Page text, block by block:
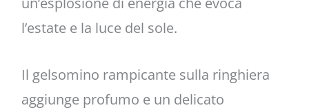
l’estate e la luce del sole.
Il gelsomino rampicante sulla ringhiera
aggiunge profumo e un delicato